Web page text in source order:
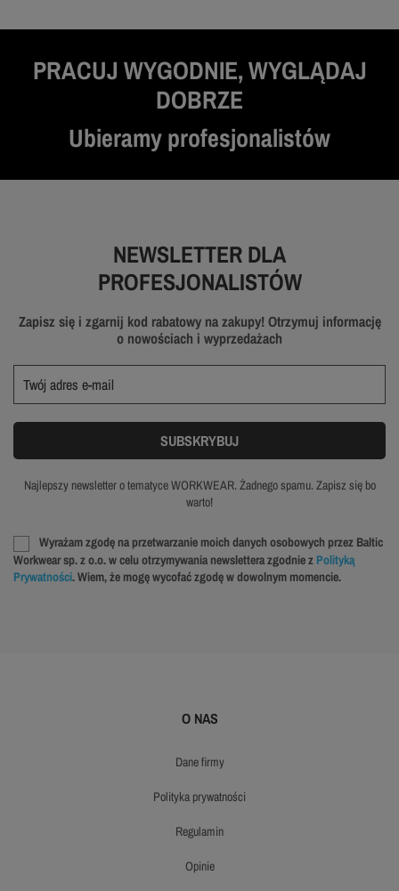
PRACUJ WYGODNIE, WYGLĄDAJ
DOBRZE
Ubieramy profesjonalistów
NEWSLETTER DLA
PROFESJONALISTÓW
Zapisz się i zgarnij kod rabatowy na zakupy! Otrzymuj informację
o nowościach i wyprzedażach
Najlepszy newsletter o tematyce WORKWEAR. Żadnego spamu. Zapisz się bo
warto!
Wyrażam zgodę na przetwarzanie moich danych osobowych przez Baltic
Workwear sp. z o.o. w celu otrzymywania newslettera zgodnie z Polityką
Prywatności. Wiem, że mogę wycofać zgodę w dowolnym momencie.
O NAS
dane firmy
polityka prywatności
regulamin
opinie